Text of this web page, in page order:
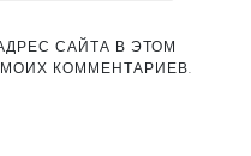
САЙТА В ЭТОМ
КОММЕНТАРИЕВ.